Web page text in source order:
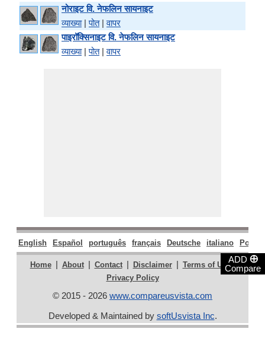
ADD ⊕
Compare
नोराइट वि. नेफलिन सायनाइट
व्याख्या|पोत|वापर
पाइरॉक्सिनाइट वि. नेफलिन सायनाइट
व्याख्या|पोत|वापर
English Español português français Deutsche italiano
Home | About | Contact | Disclaimer | Terms of Use |
Privacy Policy
© 2015 - 2026 www.compareusvista.com
Developed & Maintained by softUsvista Inc.